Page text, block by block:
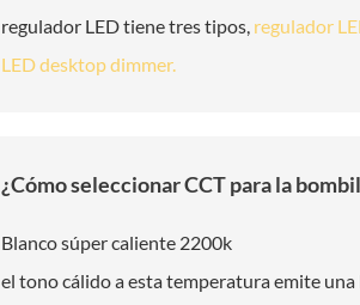
regulador LED tiene tres tipos, regulador
LED desktop dimmer.
¿Cómo seleccionar CCT para la
Blanco súper caliente 2200k
el tono cálido a esta temperatura emite una